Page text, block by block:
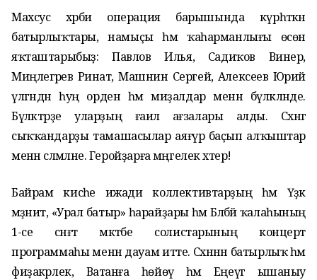
Махсус хәрби операция барышында күрһәткән
батырлыҡтары, намыҫы һәм ҡаһарманлығы өсөн
яҡташтарыбыҙ: Павлов Илья, Садиҡов Винер,
Миңлегәрәев Ринат, Машнин Сергей, Алексеев Юрий
үлгәндән һуң орден һәм миҙалдар менән бүләкләнде.
Бүләктәрҙе уларҙың ғаилә ағзалары алды. Сәхнәгә
сыҡҡандарҙы тамашасылар аяғүрә баҫып алҡыштар
менән сәләмләне. Геройҙарға мәңгелек хәтер!
Байрам кисәһе ижади коллективтарҙың һәм Үҙәк
мәҙәниәт, «Урал батыр» һарайҙары һәм Бәләбәй ҡалаһының
1-се сәнғәт мәктәбе солистарының концерт
программаһы менән дауам итте. Сәхнәнән батырлыҡ һәм
фиҙакәрлек, Ватанға һөйөү һәм Еңеүгә ышаныу